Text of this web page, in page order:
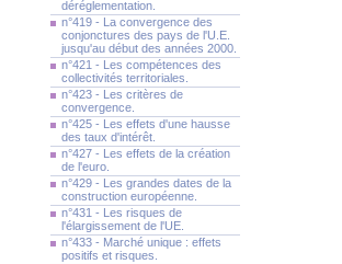
déréglementation.
n°419 - La convergence des
conjonctures des pays de l'U.E.
jusqu'au début des années 2000.
n°421 - Les compétences des
collectivités territoriales.
n°423 - Les critères de
convergence.
n°425 - Les effets d'une hausse
des taux d'intérêt.
n°427 - Les effets de la création
de l'euro.
n°429 - Les grandes dates de la
construction européenne.
n°431 - Les risques de
l'élargissement de l'UE.
n°433 - Marché unique : effets
positifs et risques.